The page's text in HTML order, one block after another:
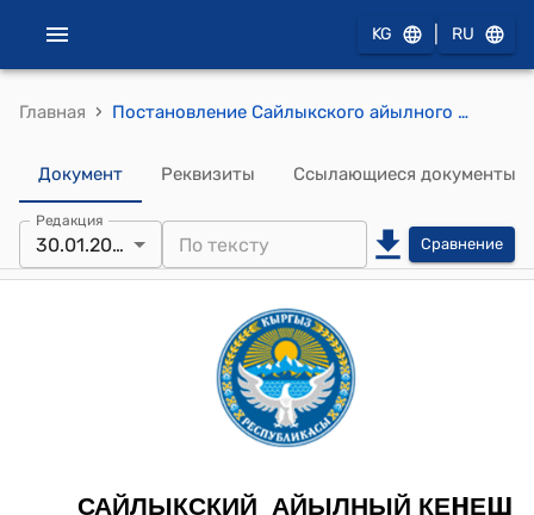
KG RU
Главная › Постановление Сайлыкского айылного кенеша от 30 января 2023 года № 01-3/4 "Об утверждении доходной и расходной части бюджета Сайлыкского айыл окмоту на 2023 год и прогноза бюджета на 2023-2024 гг"
Документ Реквизиты Ссылающиеся документы
Редакция
30.01.2023 Сравнение